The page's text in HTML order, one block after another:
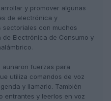
y promover algunas
de electrónica y
sectoriales con muchos
Electrónica de Consumo y
aunaron fuerzas para
utiliza comandos de voz
y llamarlo. También
entrantes y leerlos en voz